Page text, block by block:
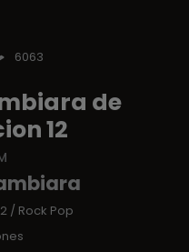
6063
de
12
/ Rock Pop